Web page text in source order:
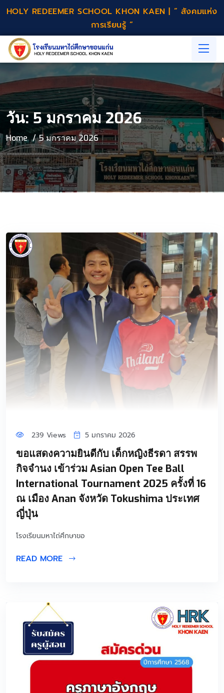
HOLY REDEEMER SCHOOL KHON KAEN | ” สังคมแห่ง
การเรียนรู้ “
วัน:5 มกราคม 2026
Home 5 มกราคม 2026
239 Views 5 มกราคม 2026
ขอแสดงความยินดีกับ เด็กหญิงธีรดา สรรพ
กิจจำนง เข้าร่วม Asian Open Tee Ball
International Tournament 2025 ครั้งที่ 16
ณ เมือง Anan จังหวัด Tokushima ประเทศ
ญี่ปุ่น
โรงเรียนมหาไถ่ศึกษาขอ
READ MORE